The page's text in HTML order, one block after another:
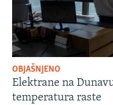
OBJAŠNJENO
Elektrane na
temperatura raste